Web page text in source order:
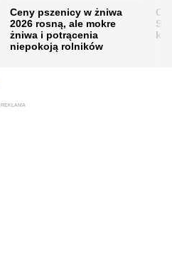
Ceny pszenicy w żniwa
2026 rosną, ale mokre
żniwa i potrącenia
niepokoją rolników
REKLAMA